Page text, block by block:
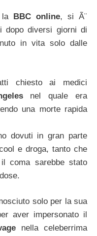
la
BBC online, si Ã¨
dopo diversi giorni di
in vita solo dalle
chiesto ai medici
nel quale era
una morte rapida
dovuti in gran parte
e droga, tanto che
coma sarebbe stato
solo per la sua
aver impersonato il
nella celeberrima